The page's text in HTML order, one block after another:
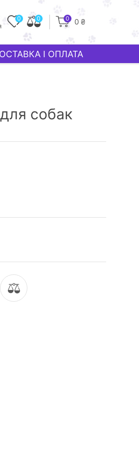
0 0 0 0 ₴
І ОПЛАТА
собак